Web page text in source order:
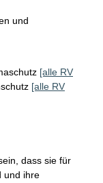
und
[alle RV
[alle RV
dass sie für
und ihre